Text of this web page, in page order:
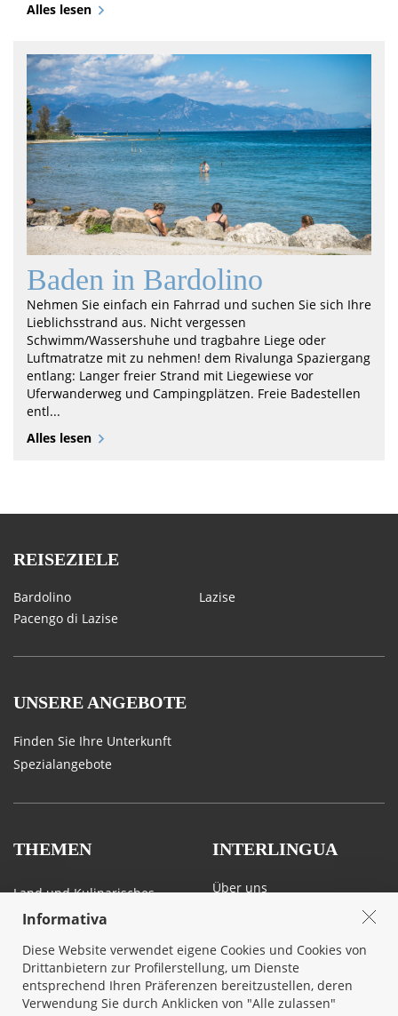
Alles lesen
Baden in Bardolino
Nehmen Sie einfach ein Fahrrad und suchen Sie sich Ihre
Lieblichsstrand aus. Nicht vergessen
Schwimm/Wassershuhe und tragbahre Liege oder
Luftmatratze mit zu nehmen! dem Rivalunga Spaziergang
entlang: Langer freier Strand mit Liegewiese vor
Uferwanderweg und Campingplätzen. Freie Badestellen
entl...
Alles lesen
REISEZIELE
Bardolino
Lazise
Pacengo di Lazise
UNSERE ANGEBOTE
Finden Sie Ihre Unterkunft
Spezialangebote
THEMEN
Land und Kulinarisches
Sport, Kunst und Natur
Heiraten am Gardasee
Verkehr und Mobilität am
Gardasee
INTERLINGUA
Über uns
Mietbedingungen
Informativa
Diese Website verwendet eigene Cookies und Cookies von
Drittanbietern zur Profilerstellung, um Dienste
entsprechend Ihren Präferenzen bereitzustellen, deren
Verwendung Sie durch Anklicken von "Alle zulassen"